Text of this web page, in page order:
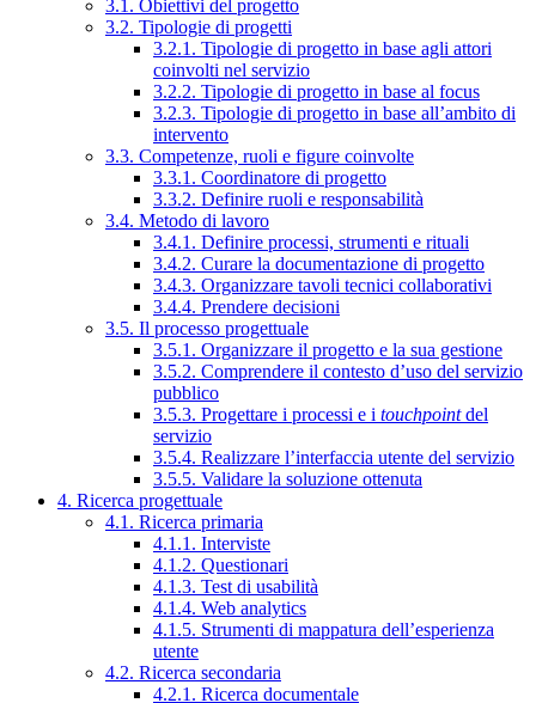
3.1. Obiettivi del progetto
3.2. Tipologie di progetti
3.2.1. Tipologie di progetto in base agli attori
coinvolti nel servizio
3.2.2. Tipologie di progetto in base al focus
3.2.3. Tipologie di progetto in base all’ambito di
intervento
3.3. Competenze, ruoli e figure coinvolte
3.3.1. Coordinatore di progetto
3.3.2. Definire ruoli e responsabilità
3.4. Metodo di lavoro
3.4.1. Definire processi, strumenti e rituali
3.4.2. Curare la documentazione di progetto
3.4.3. Organizzare tavoli tecnici collaborativi
3.4.4. Prendere decisioni
3.5. Il processo progettuale
3.5.1. Organizzare il progetto e la sua gestione
3.5.2. Comprendere il contesto d’uso del servizio
pubblico
3.5.3. Progettare i processi e i touchpointdel
servizio
3.5.4. Realizzare l’interfaccia utente del servizio
3.5.5. Validare la soluzione ottenuta
4. Ricerca progettuale
4.1. Ricerca primaria
4.1.1. Interviste
4.1.2. Questionari
4.1.3. Test di usabilità
4.1.4. Web analytics
4.1.5. Strumenti di mappatura dell’esperienza
utente
4.2. Ricerca secondaria
4.2.1. Ricerca documentale